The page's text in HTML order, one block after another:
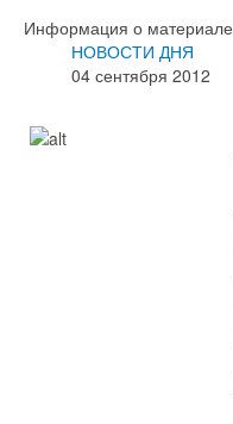
Информация о материале
НОВОСТИ ДНЯ
04 сентября 2012